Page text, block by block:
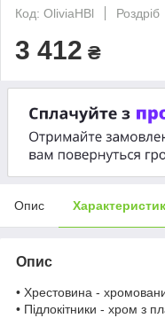
Код: OliviaHBl
Роздріб
3 412 ₴
Опис
Опис
• Хрестовина -
• Підлокітники - хром з